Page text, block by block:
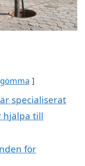
gömma
specialiserat
hjälpa till
för